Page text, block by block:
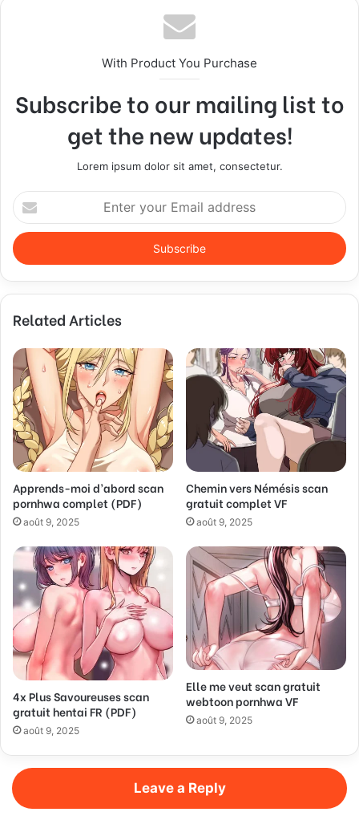
With Product You Purchase
Subscribe to our mailing list to
get the new updates!
Lorem ipsum dolor sit amet, consectetur.
E
n
e
y
u
E
m
a
i
l
a
d
r
e
s
Related Articles
Apprends-moi d’abord scan
pornhwa complet (PDF)
août 9, 2025
Chemin vers Némésis scan
gratuit complet VF
août 9, 2025
4x Plus Savoureuses scan
gratuit hentai FR (PDF)
août 9, 2025
Elle me veut scan gratuit
webtoon pornhwa VF
août 9, 2025
Leave a Reply